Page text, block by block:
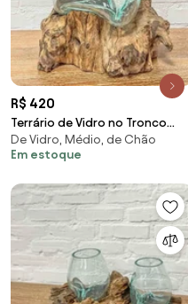
R$ 420
Terrário de Vidro no Tronco
Teca | 20cm
De Vidro, Médio, de Chão
Em estoque